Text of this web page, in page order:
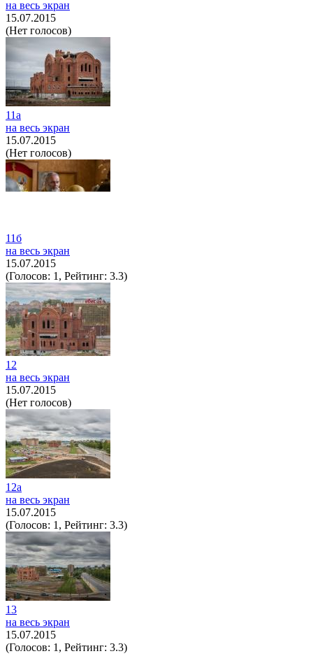
на весь экран
15.07.2015
(Нет голосов)
11а
на весь экран
15.07.2015
(Нет голосов)
11б
на весь экран
15.07.2015
(Голосов: 1, Рейтинг: 3.3)
12
на весь экран
15.07.2015
(Нет голосов)
12а
на весь экран
15.07.2015
(Голосов: 1, Рейтинг: 3.3)
13
на весь экран
15.07.2015
(Голосов: 1, Рейтинг: 3.3)